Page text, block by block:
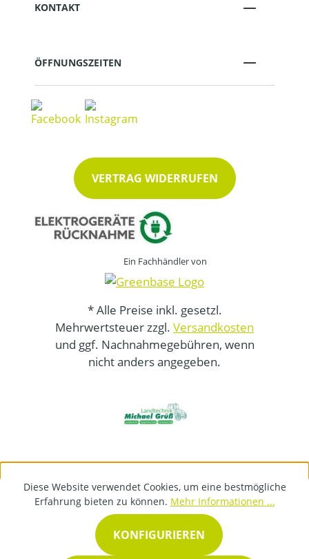
KONTAKT
ÖFFNUNGSZEITEN
VERTRAG WIDERRUFEN
Ein Fachhändler von
* Alle Preise inkl. gesetzl.
Mehrwertsteuer zzgl. Versandkosten
und ggf. Nachnahmegebühren, wenn
nicht anders angegeben.
Diese Website verwendet Cookies, um eine bestmögliche
Erfahrung bieten zu können. Mehr Informationen ...
KONFIGURIEREN